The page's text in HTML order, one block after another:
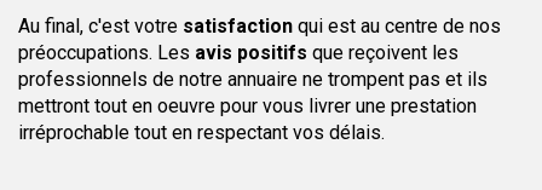
Au final, c'est votre satisfaction qui est au centre de nos
préoccupations. Les avis positifs que reçoivent les
professionnels de notre annuaire ne trompent pas et ils
mettront tout en oeuvre pour vous livrer une prestation
irréprochable tout en respectant vos délais.